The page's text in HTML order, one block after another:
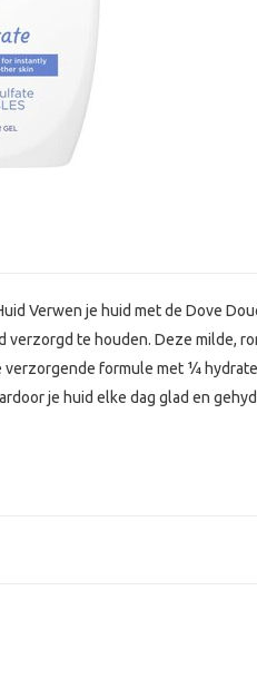
Verwen je huid met de Dove
verzorgd te houden. Deze milde,
formule met ¼
je huid elke dag glad en